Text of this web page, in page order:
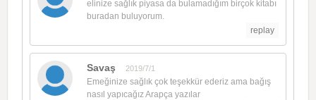
elinize sağlık piyasa da bulamadığım birçok kitabı
buradan buluyorum.
replay
Savaş 2019/7/1
Emeğinize sağlık çok teşekkür ederiz ama bağış
nasıl yapıcağız Arapça yazılar